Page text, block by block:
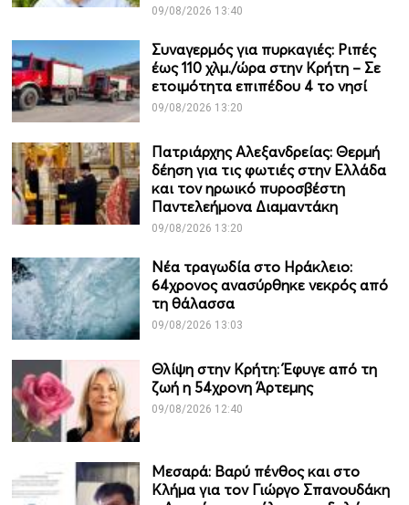
09/08/2026 13:40
Συναγερμός για πυρκαγιές: Ριπές
έως 110 χλμ./ώρα στην Κρήτη – Σε
ετοιμότητα επιπέδου 4 το νησί
09/08/2026 13:20
Πατριάρχης Αλεξανδρείας: Θερμή
δέηση για τις φωτιές στην Ελλάδα
και τον ηρωικό πυροσβέστη
Παντελεήμονα Διαμαντάκη
09/08/2026 13:20
Νέα τραγωδία στο Ηράκλειο:
64χρονος ανασύρθηκε νεκρός από
τη θάλασσα
09/08/2026 13:03
Θλίψη στην Κρήτη: Έφυγε από τη
ζωή η 54χρονη Άρτεμης
09/08/2026 12:40
Μεσαρά: Βαρύ πένθος και στο
Κλήμα για τον Γιώργο Σπανουδάκη